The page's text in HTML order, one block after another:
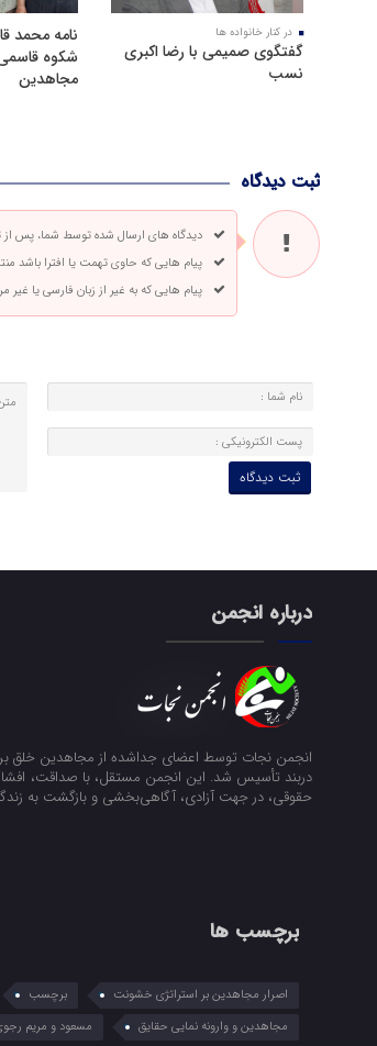
در کنار خانواده ها
گفتگوی صمیمی با رضا اکبری
نسب
نامه محمد
شکوه
مجاهدین
ثبت دیدگاه
دیدگاه های ارسال شده توسط شما، پس
پیام هایی که حاوی تهمت یا افترا باشد
پیام هایی که به غیر از زبان فارسی یا
درباره انجمن
انجمن نجات توسط اعضای جداشده از مجاهدین خلق
دربند تأسیس شد. این انجمن مستقل، با صداقت،
حقوقی، در جهت آزادی، آگاهی‌بخشی و بازگشت به
برچسب ها
اصرار مجاهدین بر استراتژی خشونت برچسب
مجاهدین و وارونه نمایی حقایق
مسعود و مریم